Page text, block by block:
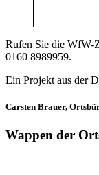
–
Rufen Sie die WfW-
0160 8989959.
Ein Projekt aus der
Carsten Brauer,
Wappen der